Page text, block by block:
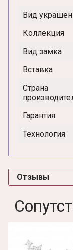
Вид
Коллекция
Вид замка
Вставка
Страна
Гарантия
Технология
Отзывы